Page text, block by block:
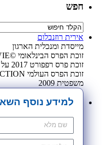
חפש
אירית רוזנבלום
מייסדת ומנכלית הארגון
זוכת הפרס הבינלאומי ©STEVIE לנשים פורצות דרך 2019
זוכת פרס רפפורט 2017 על עשייה נשית פורצת דרך
משפטית 2009
למידע נוסף